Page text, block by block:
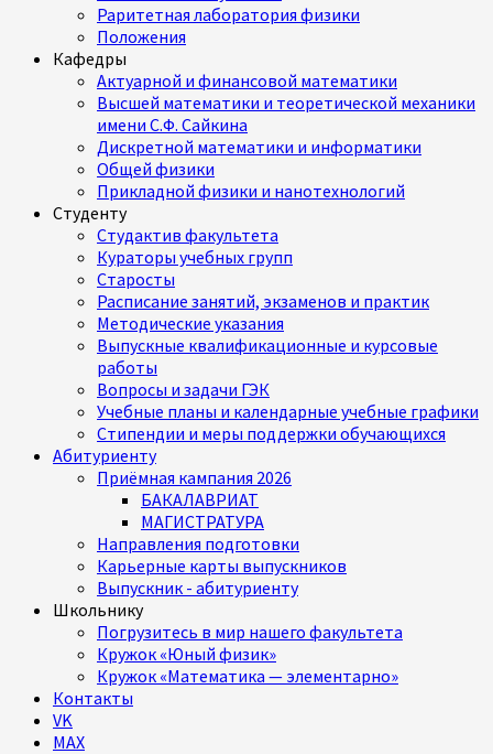
Раритетная лаборатория физики
Положения
Кафедры
Актуарной и финансовой математики
Высшей математики и теоретической механики
имени С.Ф. Сайкина
Дискретной математики и информатики
Общей физики
Прикладной физики и нанотехнологий
Студенту
Студактив факультета
Кураторы учебных групп
Старосты
Расписание занятий, экзаменов и практик
Методические указания
Выпускные квалификационные и курсовые
работы
Вопросы и задачи ГЭК
Учебные планы и календарные учебные графики
Стипендии и меры поддержки обучающихся
Абитуриенту
Приёмная кампания 2026
БАКАЛАВРИАТ
МАГИСТРАТУРА
Направления подготовки
Карьерные карты выпускников
Выпускник - абитуриенту
Школьнику
Погрузитесь в мир нашего факультета
Кружок «Юный физик»
Кружок «Математика — элементарно»
Контакты
VK
MAX